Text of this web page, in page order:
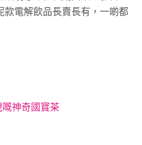
款電解飲品長賣長有，一啲都
嘅神奇國寶茶